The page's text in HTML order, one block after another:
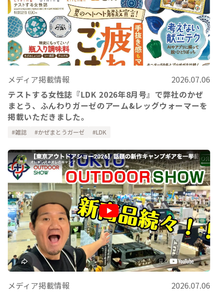
メディア掲載情報
2026.07.06
テストする女性誌『LDK 2026年8月号』で弊社のかぜ
まとう、ふんわりガーゼのアーム&レッグウォーマーを
掲載いただきました。
雑誌 かぜまとうガーゼ LDK
メディア掲載情報
2026.07.06